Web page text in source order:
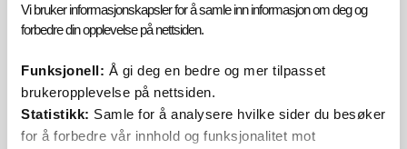
Vi bruker informasjonskapsler for å samle inn informasjon om deg og
forbedre din opplevelse på nettsiden.
Funksjonell: Å gi deg en bedre og mer tilpasset
brukeropplevelse på nettsiden.
Statistikk: Samle for å analysere hvilke sider du besøker
for å forbedre vår innhold og funksjonalitet mot
Lagerarbeid på Mjåtveit
Vaktmeisterteneste
Avdelingsleiar for avdeling Logistikk og
service erGry Iren Takle, tlf. 450 16 218